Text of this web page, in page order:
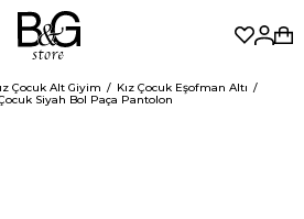
Çocuk Alt Giyim
Kız Çocuk Eşofman Altı
Siyah Bol Paça Pantolon